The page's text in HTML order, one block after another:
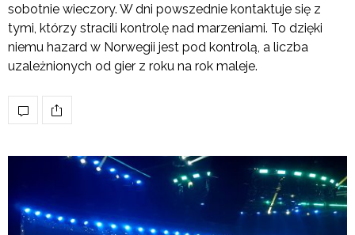
sobotnie wieczory. W dni powszednie kontaktuje się z
tymi, którzy stracili kontrolę nad marzeniami. To dzięki
niemu hazard w Norwegii jest pod kontrolą, a liczba
uzależnionych od gier z roku na rok maleje.